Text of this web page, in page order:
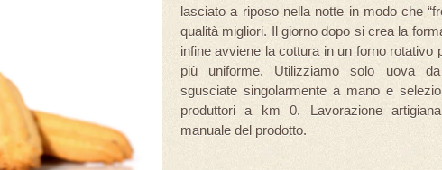
lasciato a riposo nella notte in modo che
qualità migliori. Il giorno dopo si crea la
infine avviene la cottura in un forno rotativo
più uniforme. Utilizziamo solo uova
sgusciate singolarmente a mano e
produttori a km 0. Lavorazione
manuale del prodotto.